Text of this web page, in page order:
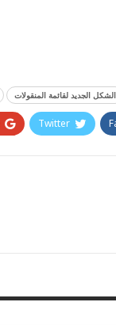
الشكل الجديد لقائمة المنقولات
Twitter